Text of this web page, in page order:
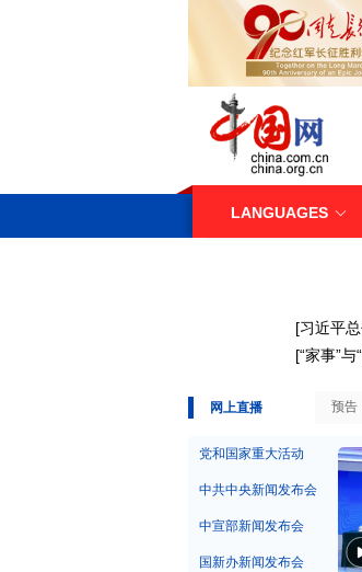
LANGUAGES
[习近平
[“家事”与
网上直播
29日10:00 国务院台湾事务办公室7月29日举行新闻发布会
党和国家重大活动
中共中央新闻发布会
中宣部新闻发布会
国新办新闻发布会